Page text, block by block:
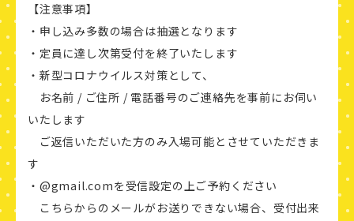
【注意事項】
・申し込み多数の場合は抽選となります
・定員に達し次第受付を終了いたします
・新型コロナウイルス対策として、
お名前 / ご住所 / 電話番号のご連絡先を事前にお伺い
いたします
ご返信いただいた方のみ入場可能とさせていただきま
す
・@gmail.comを受信設定の上ご予約ください
こちらからのメールがお送りできない場合、受付出来